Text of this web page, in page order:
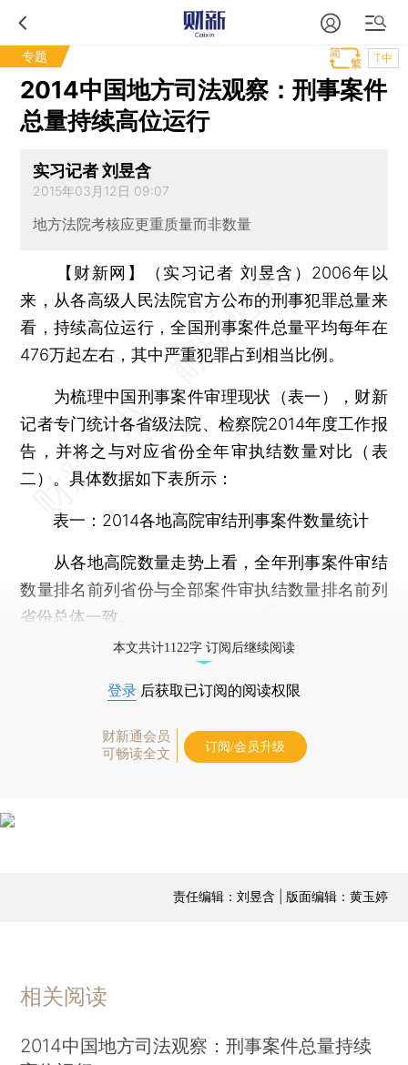
专题 T中
2014中国地方司法观察：刑事案件
总量持续高位运行
实习记者 刘昱含
2015年03月12日 09:07
地方法院考核应更重质量而非数量
【财新网】（实习记者 刘昱含） 2006年以
来，从各高级人民法院官方公布的刑事犯罪总量来
看，持续高位运行，全国刑事案件总量平均每年在
476万起左右，其中严重犯罪占到相当比例。
为梳理中国刑事案件审理现状（表一），财新
记者专门统计各省级法院、检察院2014年度工作报
告，并将之与对应省份全年审执结数量对比（表
二）。具体数据如下表所示：
表一：2014各地高院审结刑事案件数量统计
从各地高院数量走势上看，全年刑事案件审结
数量排名前列省份与全部案件审执结数量排名前列
省份总体一致。
本文共计1122字 订阅后继续阅读
登录 后获取已订阅的阅读权限
财新通会员
可畅读全文
订阅/会员升级
责任编辑：刘昱含 | 版面编辑：黄玉婷
相关阅读
2014中国地方司法观察：刑事案件总量持续